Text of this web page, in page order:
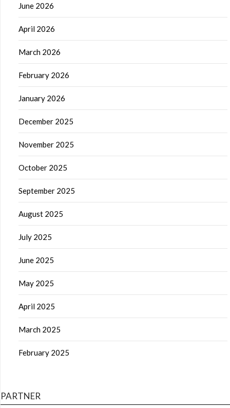
June 2026
April 2026
March 2026
February 2026
January 2026
December 2025
November 2025
October 2025
September 2025
August 2025
July 2025
June 2025
May 2025
April 2025
March 2025
February 2025
PARTNER